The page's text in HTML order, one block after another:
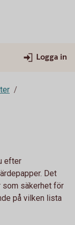
Logga in
efter
Det
som säkerhet för
på vilken lista